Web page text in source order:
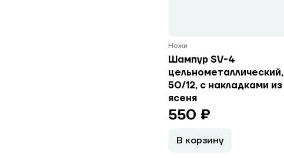
Ножи
Шампур SV-4
цельнометаллический,
50/12, с накладками из
ясеня
550 ₽
В корзину